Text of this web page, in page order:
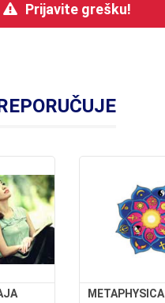
Prijavite grešku!
METAPHYSICA